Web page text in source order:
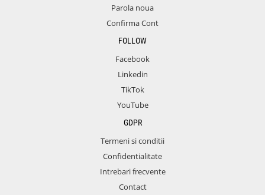
Parola noua
Confirma Cont
FOLLOW
Facebook
Linkedin
TikTok
YouTube
GDPR
Termeni si conditii
Confidentialitate
Intrebari frecvente
Contact